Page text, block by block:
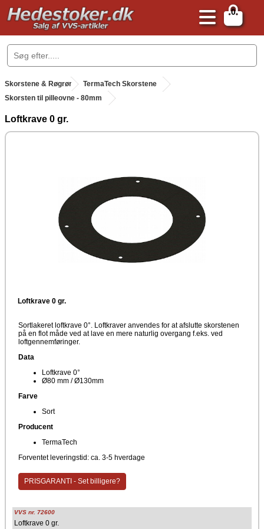
0
.
Skorstene & Røgrør . TermaTech Skorstene
Skorsten til pilleovne - 80mm
Loftkrave 0 gr.
Loftkrave 0 gr.
Sortlakeret loftkrave 0°. Loftkraver anvendes for at afslutte skorstenen
på en flot måde ved at lave en mere naturlig overgang f.eks. ved
loftgennemføringer.
Data
Loftkrave 0°
Ø80 mm / Ø130mm
Farve
Sort
Producent
TermaTech
Forventet leveringstid: ca. 3-5 hverdage
PRISGARANTI - Set billigere?
VVS nr. 72600
Loftkrave 0 gr.